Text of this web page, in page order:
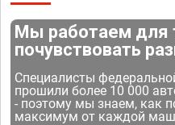
Мы работаем для
почувствовать
Специалисты
прошили более 10 000
- поэтому мы знаем, как
максимум от каждой